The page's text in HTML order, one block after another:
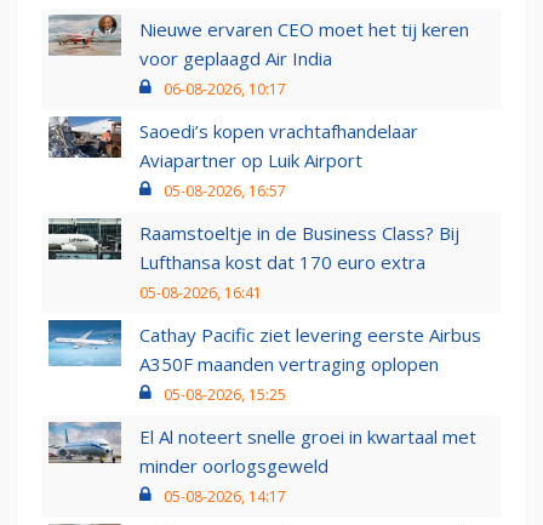
Nieuwe ervaren CEO moet het tij keren
voor geplaagd Air India
06-08-2026, 10:17
Saoedi’s kopen vrachtafhandelaar
Aviapartner op Luik Airport
05-08-2026, 16:57
Raamstoeltje in de Business Class? Bij
Lufthansa kost dat 170 euro extra
05-08-2026, 16:41
Cathay Pacific ziet levering eerste Airbus
A350F maanden vertraging oplopen
05-08-2026, 15:25
El Al noteert snelle groei in kwartaal met
minder oorlogsgeweld
05-08-2026, 14:17